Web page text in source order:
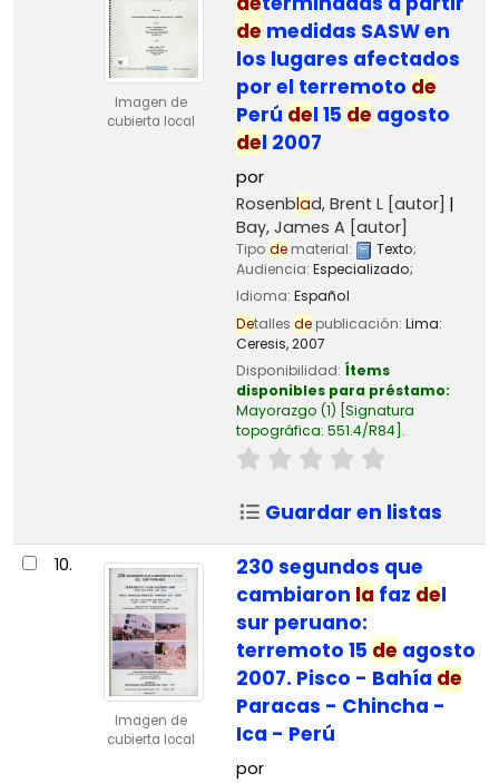
Imagen de
cubierta local
de medidas SASW en
los lugares afectados
por el terremoto de
Perú del 15 de agosto
del 2007
por
Rosenblad, Brent L[autor]
Bay, James A [autor]
Tipo dematerial: Texto;
Audiencia: Especializado;
Idioma: Español
Detalles depublicación: Lima:
Ceresis,2007
Disponibilidad: Ítems
disponibles para préstamo:
Mayorazgo (1) Signatura
topográfica: 551.4/R84 .
Guardar en listas
10.
Imagen de
cubierta local
230 segundos que
cambiaron la faz del
sur peruano:
terremoto 15 de agosto
2007. Pisco - Bahía de
Paracas - Chincha -
Ica - Perú
por